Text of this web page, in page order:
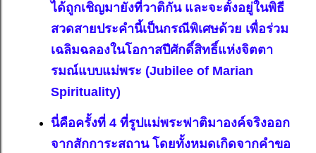
ได้ถูกเชิญมายังที่วาติกัน และจะตั้งอยู่ในพิธี
สวดสายประคำนี้เป็นกรณีพิเศษด้วย เพื่อร่วม
เฉลิมฉลองในโอกาสปีศักดิ์สิทธิ์แห่งจิตตา
รมณ์แบบแม่พระ (Jubilee of Marian
Spirituality)
นี่คือครั้งที่ 4 ที่รูปแม่พระฟาติมาองค์จริงออก
จากสักการะสถาน โดยทั้งหมดเกิดจากคำขอ